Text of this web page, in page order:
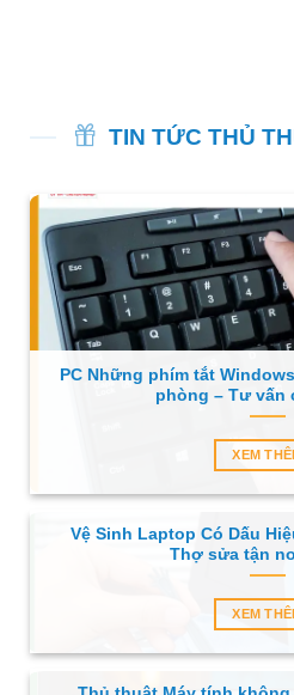
TIN TỨC THỦ
PC Những phím tắt
phòng – Tư vấn
XEM
Vệ Sinh Laptop Có Dấu
Thợ sửa tận
XEM